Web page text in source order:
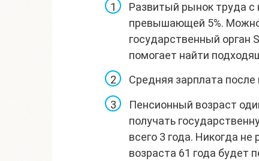
Развитый рынок труда с
превышающей 5%.
государственный орган
помогает найти
Средняя зарплата после
Пенсионный возраст
получать
всего 3 года. Никогда
возраста 61 года будет